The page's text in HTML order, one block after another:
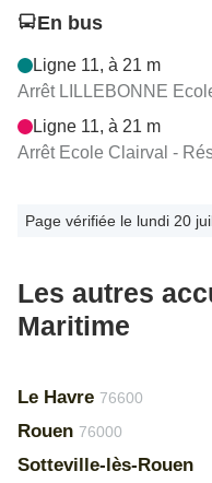
En bus
Ligne 11, à 21 m
Arrêt LILLEBONNE
Ligne 11, à 21 m
Arrêt Ecole Clairval -
Page vérifiée le lundi 20
Les autres
Maritime
Le Havre 76600
Rouen 76000
Sotteville-lès-Rouen